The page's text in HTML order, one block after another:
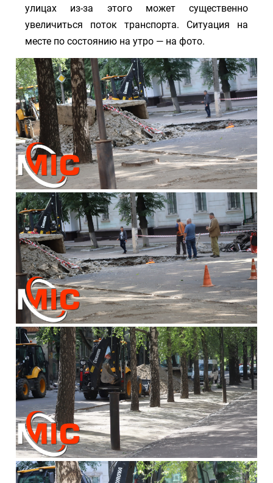
улицах из-за этого может существенно
увеличиться поток транспорта. Ситуация на
месте по состоянию на утро — на фото.